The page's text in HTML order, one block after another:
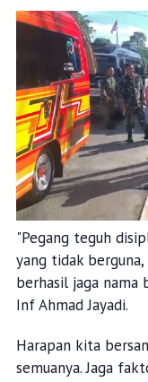
"Pegang teguh
yang tidak
berhasil jaga nama
Inf Ahmad Jayadi.
Harapan kita
semuanya. Jaga